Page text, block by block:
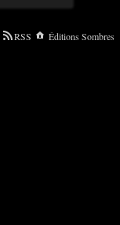
RSS
Éditions Sombres